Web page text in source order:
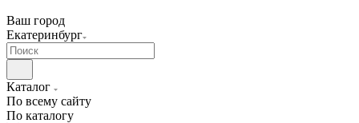
Ваш город
Екатеринбург
Каталог
По всему сайту
По каталогу